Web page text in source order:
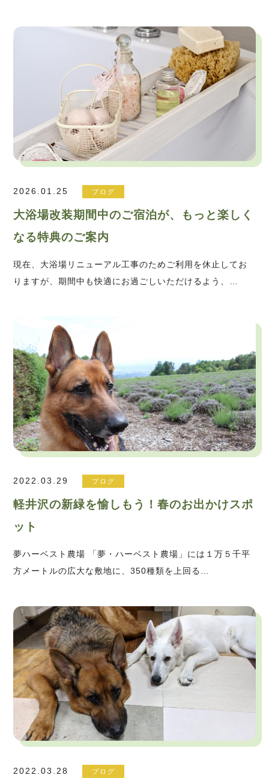
2026.01.25 ブログ
大浴場改装期間中のご宿泊が、もっと楽しく
なる特典のご案内
現在、大浴場リニューアル工事のためご利用を休止してお
りますが、期間中も快適にお過ごしいただけるよう、…
2022.03.29 ブログ
軽井沢の新緑を愉しもう！春のお出かけスポ
ット
夢ハーベスト農場 「夢・ハーベスト農場」には１万５千平
方メートルの広大な敷地に、350種類を上回る…
2022.03.28 ブログ